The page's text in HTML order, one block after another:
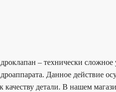
– технически
Данное действие
детали. В нашем